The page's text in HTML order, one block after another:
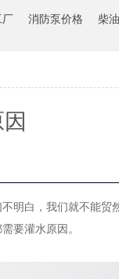
消防泵价格 柴
明白，我们就不能贸
要灌水原因。